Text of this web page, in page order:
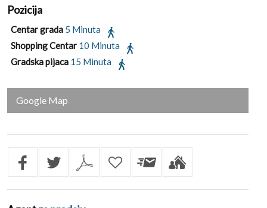
Pozicija
Centar grada 5 Minuta
Shopping Centar 10 Minuta
Gradska pijaca 15 Minuta
Google Map